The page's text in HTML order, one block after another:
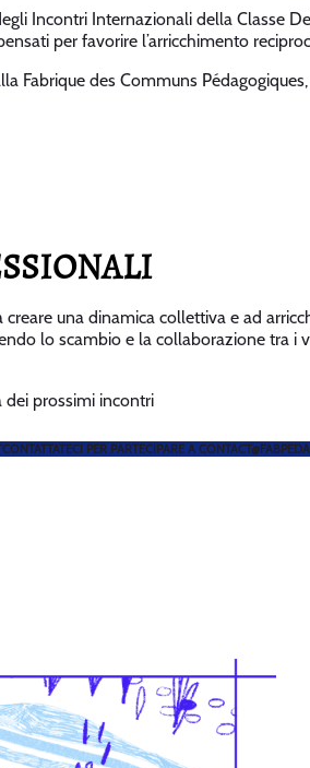
Incontri Internazionali della Classe
per favorire l’arricchimento
Fabrique des Communs
una dinamica collettiva e ad
lo scambio e la collaborazione tra i
dei prossimi incontri
PER PARTECIPARE A